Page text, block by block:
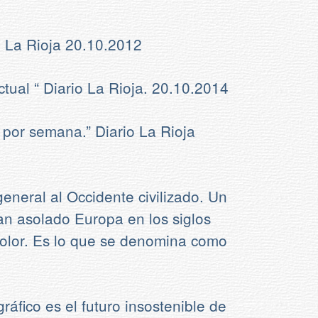
Rioja 20.10.2012
“ Diario La Rioja. 20.10.2014
semana.” Diario La Rioja
al Occidente civilizado. Un
asolado Europa en los siglos
Es lo que se denomina como
es el futuro insostenible de